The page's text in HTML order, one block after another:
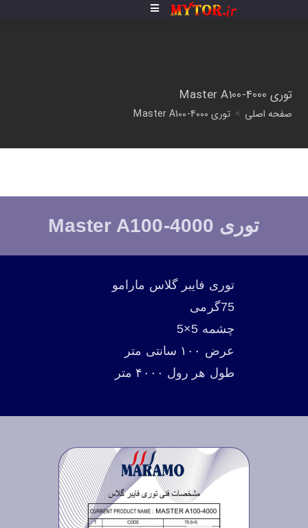
توری Master A100-4000
صفحه اصلی > توری Master A100-4000
توری Master A100-4000
توری فایبر گلاس مارامو
75گرمی
چشمه 5×5
عرض ۱۰۰ سانتی متر
طول هر رول ۴۰۰۰ متر